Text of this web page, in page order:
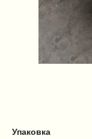
Упаковка